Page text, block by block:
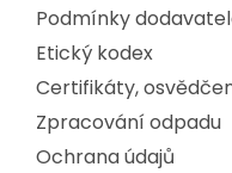
Podmínky
Etický kodex
Certifikáty,
Zpracování odpadu
Ochrana údajů